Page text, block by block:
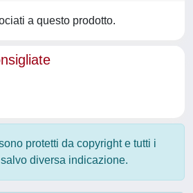
a questo prodotto.
protetti da copyright e tutti i
diversa indicazione.